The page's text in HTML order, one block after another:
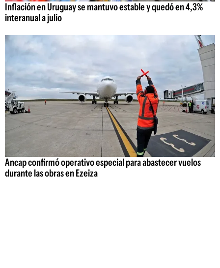
Inflación en Uruguay se mantuvo estable y quedó en 4,3%
interanual a julio
Ancap confirmó operativo especial para abastecer vuelos
durante las obras en Ezeiza